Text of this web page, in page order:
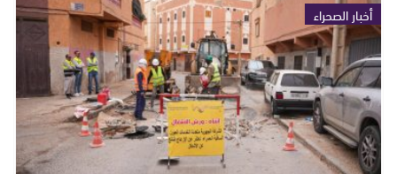
أخبار الصحراء